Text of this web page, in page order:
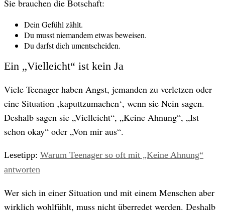
Sie brauchen die Botschaft:
Dein Gefühl zählt.
Du musst niemandem etwas beweisen.
Du darfst dich umentscheiden.
Ein „Vielleicht“ ist kein Ja
Viele Teenager haben Angst, jemanden zu verletzen oder
eine Situation ‚kaputtzumachen‘, wenn sie Nein sagen.
Deshalb sagen sie „Vielleicht“, „Keine Ahnung“, „Ist
schon okay“ oder „Von mir aus“.
Lesetipp: Warum Teenager so oft mit „Keine Ahnung“
antworten
Wer sich in einer Situation und mit einem Menschen aber
wirklich wohlfühlt, muss nicht überredet werden. Deshalb